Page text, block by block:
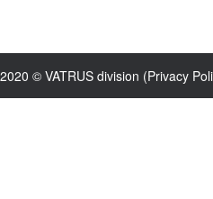
2020 © VATRUS division (Privacy